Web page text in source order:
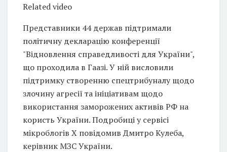
Related video
Представники 44 держав підтримали
політичну декларацію конференції
"Відновлення справедливості для України",
що проходила в Гаазі. У ній висловили
підтримку створенню спецтрибуналу щодо
злочину агресії та ініціативам щодо
використання заморожених активів РФ на
користь України. Подробиці у сервісі
мікроблогів Х повідомив Дмитро Кулеба,
керівник МЗС України.